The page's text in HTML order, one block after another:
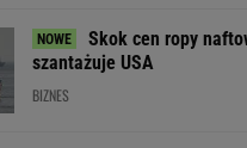
Skok cen ropy
szantażuje USA
BIZNES